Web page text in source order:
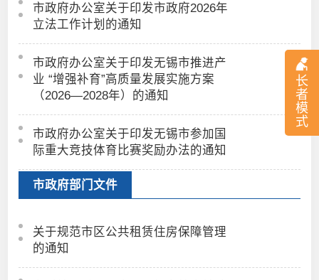
长
者
模
式
市政府办公室关于印发市政府2026年
立法工作计划的通知
市政府办公室关于印发无锡市推进产
业 “增强补育”高质量发展实施方案
（2026—2028年）的通知
市政府办公室关于印发无锡市参加国
际重大竞技体育比赛奖励办法的通知
市政府部门文件
关于规范市区公共租赁住房保障管理
的通知